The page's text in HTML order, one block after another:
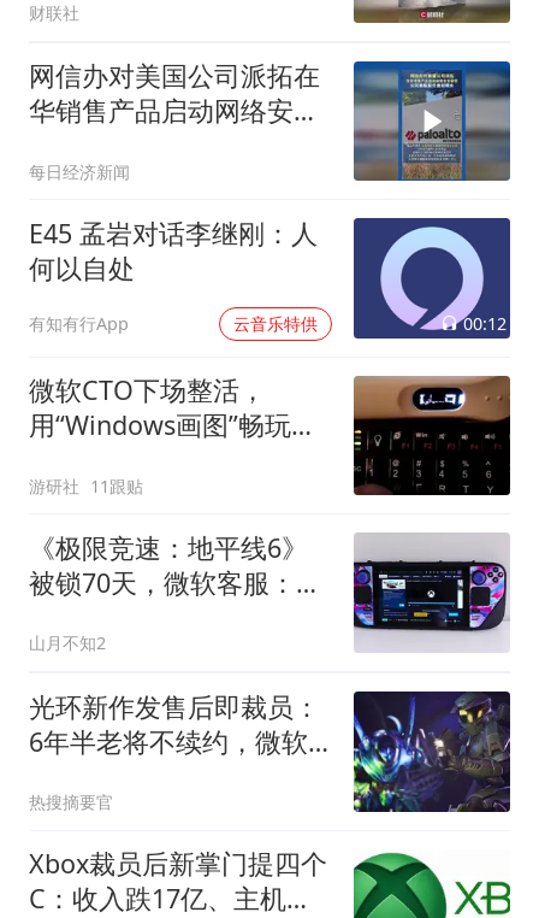
财联社
网信办对美国公司派拓在
华销售产品启动网络安全
跳水
每日经济新闻
E45 孟岩对话李继刚：人
何以自处
有知有行App 云音乐特供 00:12
微软CTO下场整活，
用“Windows画图”畅玩
游研社 11跟贴
《极限竞速：地平线6》
被锁70天，微软客服：借
山月不知2
光环新作发售后即裁员：
6年半老将不续约，微软
热搜摘要官
Xbox裁员后新掌门提四个
C：收入跌17亿、主机涨